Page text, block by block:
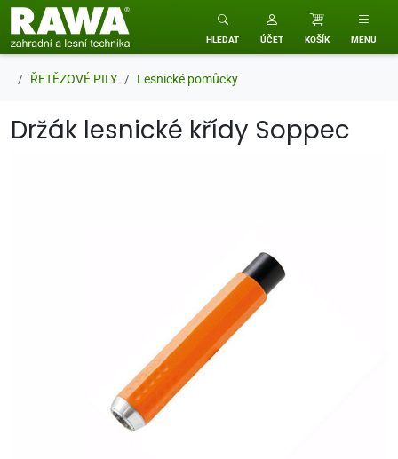
RAWA zahradní a lesní technika
HLEDAT ÚČET KOŠÍK MENU
ŘETĚZOVÉ PILY Lesnické pomůcky
Držák lesnické křídy Soppec